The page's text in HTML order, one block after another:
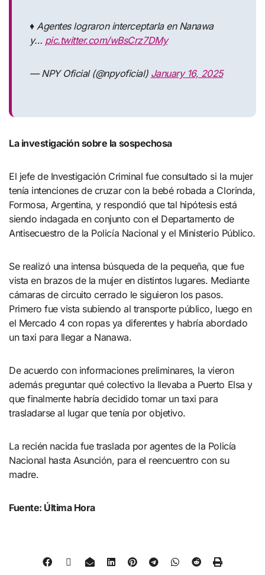
♦️ Agentes lograron interceptarla en Nanawa
y… pic.twitter.com/wBsCrz7DMy
— NPY Oficial (@npyoficial) January 16, 2025
La investigación sobre la sospechosa
El jefe de Investigación Criminal fue consultado si la mujer
tenía intenciones de cruzar con la bebé robada a Clorinda,
Formosa, Argentina, y respondió que tal hipótesis está
siendo indagada en conjunto con el Departamento de
Antisecuestro de la Policía Nacional y el Ministerio Público.
Se realizó una intensa búsqueda de la pequeña, que fue
vista en brazos de la mujer en distintos lugares. Mediante
cámaras de circuito cerrado le siguieron los pasos.
Primero fue vista subiendo al transporte público, luego en
el Mercado 4 con ropas ya diferentes y habría abordado
un taxi para llegar a Nanawa.
De acuerdo con informaciones preliminares, la vieron
además preguntar qué colectivo la llevaba a Puerto Elsa y
que finalmente habría decidido tomar un taxi para
trasladarse al lugar que tenía por objetivo.
La recién nacida fue traslada por agentes de la Policía
Nacional hasta Asunción, para el reencuentro con su
madre.
Fuente: Última Hora